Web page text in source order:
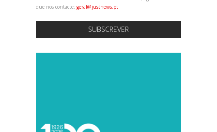
que nos contacte: geral@justnews.pt
SUBSCREVER